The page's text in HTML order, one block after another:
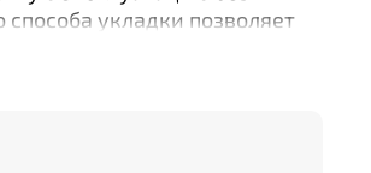
укладки позволяет
усилий. Благодаря
пол выглядит
и деньги при ремонте.